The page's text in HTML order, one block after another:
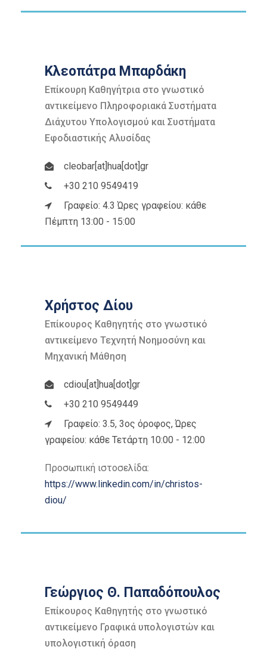
Κλεοπάτρα Μπαρδάκη
Επίκουρη Καθηγήτρια στο γνωστικό
αντικείμενο Πληροφοριακά Συστήματα
Διάχυτου Υπολογισμού και Συστήματα
Εφοδιαστικής Αλυσίδας
cleobar[at]hua[dot]gr
+30 210 9549419
Γραφείο: 4.3 Ώρες γραφείου: κάθε
Πέμπτη 13:00 - 15:00
Χρήστος Δίου
Επίκουρος Καθηγητής στο γνωστικό
αντικείμενο Τεχνητή Νοημοσύνη και
Μηχανική Μάθηση
cdiou[at]hua[dot]gr
+30 210 9549449
Γραφείο: 3.5, 3ος όροφος, Ώρες
γραφείου: κάθε Τετάρτη 10:00 - 12:00
Προσωπική ιστοσελίδα:
https://www.linkedin.com/in/christos-
diou/
Γεώργιος Θ. Παπαδόπουλος
Επίκουρος Καθηγητής στο γνωστικό
αντικείμενο Γραφικά υπολογιστών και
υπολογιστική όραση